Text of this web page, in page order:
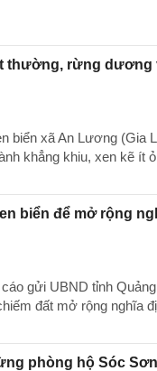
thường, rừng dương
biển xã An Lương (Gia
khẳng khiu, xen kẽ ít
biển để mở rộng
gửi UBND tỉnh
đất mở rộng nghĩa
phòng hộ Sóc